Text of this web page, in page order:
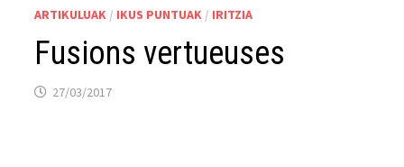
ARTIKULUAK / IKUS PUNTUAK / IRITZIA
Fusions vertueuses
27/03/2017